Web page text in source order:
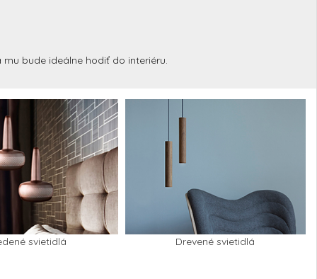
bude ideálne hodiť do interiéru.
svietidlá Drevené svietidlá